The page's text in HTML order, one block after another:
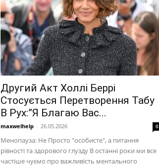
Другий Акт Холлі Беррі
Стосується Перетворення Табу
В Рух:”Я Благаю Вас...
maxwelhelp - 26.05.2026 0
Менопауза: Не Просто "особисте", а питання
рівності та здорового глузду В останні роки ми все
частіше чуємо про важливість ментального